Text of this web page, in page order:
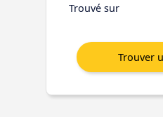
Trouvé sur